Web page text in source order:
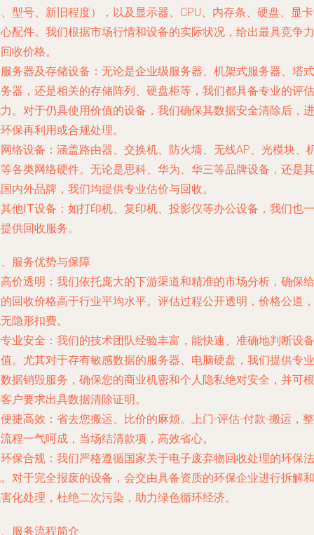
型号、新旧程度），以及显示器、CPU、内存条、硬盘、显
配件。我们根据市场行情和设备的实际状况，给出最具竞争力
收价格。
服务器及存储设备 ：无论是企业级服务器、机架式服务器、塔式
器，还是相关的存储阵列、硬盘柜等，我们都具备专业的评估
。对于仍具使用价值的设备，我们确保其数据安全清除后，进
保再利用或合规处理。
网络设备 ：涵盖路由器、交换机、防火墙、无线AP、光模块、
各类网络硬件。无论是思科、华为、华三等品牌设备，还是其
内外品牌，我们均提供专业估价与回收。
其他IT设备 ：如打印机、复印机、投影仪等办公设备，我们也一
供回收服务。
服务优势与保障
高价透明 ：我们依托庞大的下游渠道和精准的市场分析，确保给
回收价格高于行业平均水平。评估过程公开透明，价格公道，
隐形扣费。
专业安全 ：我们的技术团队经验丰富，能快速、准确地判断设备
。尤其对于存有敏感数据的服务器、电脑硬盘，我们提供专业
据销毁服务，确保您的商业机密和个人隐私绝对安全，并可根
户要求出具数据清除证明。
便捷高效 ：省去您搬运、比价的麻烦。上门-评估-付款-搬运，整
程一气呵成，当场结清款项，高效省心。
环保合规 ：我们严格遵循国家关于电子废弃物回收处理的环保法
对于完全报废的设备，会交由具备资质的环保企业进行拆解和
化处理，杜绝二次污染，助力绿色循环经济。
服务流程简介